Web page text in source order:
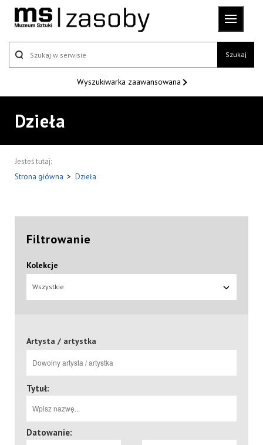
Szukaj
Wyszukiwarka zaawansowana
Dzieła
Jesteś tutaj:
Strona główna > Dzieła
Filtrowanie
Kolekcje
Wszystkie
Artysta / artystka
Tytuł:
Datowanie: